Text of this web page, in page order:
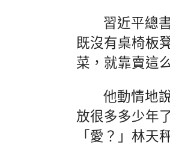
習近平總
既沒有桌椅板
菜，就靠賣這
他動情地
放很多多少年
「愛？」林